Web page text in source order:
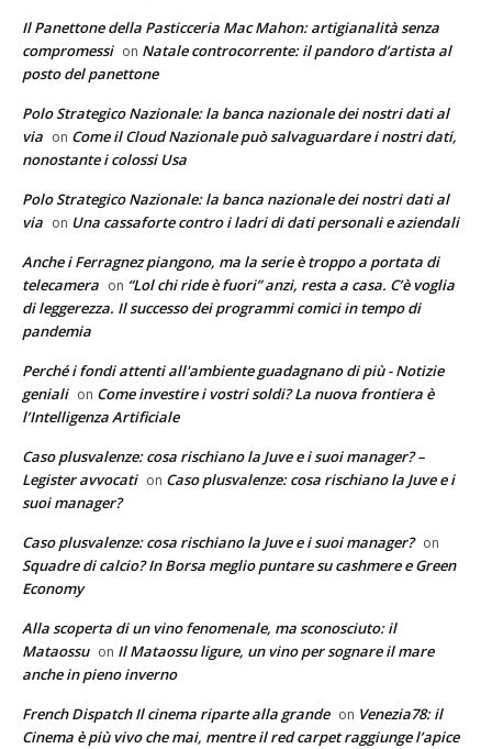
Il Panettone della Pasticceria Mac Mahon: artigianalità senza
compromessi on Natale controcorrente: il pandoro d’artista al
posto del panettone
Polo Strategico Nazionale: la banca nazionale dei nostri dati al
via on Come il Cloud Nazionale può salvaguardare i nostri dati,
nonostante i colossi Usa
Polo Strategico Nazionale: la banca nazionale dei nostri dati al
via on Una cassaforte contro i ladri di dati personali e aziendali
Anche i Ferragnez piangono, ma la serie è troppo a portata di
telecamera on “Lol chi ride è fuori” anzi, resta a casa. C’è voglia
di leggerezza. Il successo dei programmi comici in tempo di
pandemia
Perché i fondi attenti all'ambiente guadagnano di più - Notizie
geniali on Come investire i vostri soldi? La nuova frontiera è
l’Intelligenza Artificiale
Caso plusvalenze: cosa rischiano la Juve e i suoi manager? –
Legister avvocati on Caso plusvalenze: cosa rischiano la Juve e i
suoi manager?
Caso plusvalenze: cosa rischiano la Juve e i suoi manager? on
Squadre di calcio? In Borsa meglio puntare su cashmere e Green
Economy
Alla scoperta di un vino fenomenale, ma sconosciuto: il
Mataossu on Il Mataossu ligure, un vino per sognare il mare
anche in pieno inverno
French Dispatch Il cinema riparte alla grande on Venezia78: il
Cinema è più vivo che mai, mentre il red carpet raggiunge l’apice